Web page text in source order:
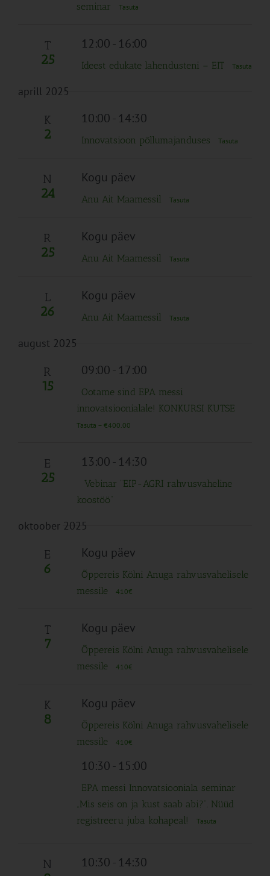
seminar
Tasuta
T
25
12:00- 16:00
Ideest edukate lahendusteni – EIT Tasuta
aprill 2025
K
2
10:00- 14:30
Innovatsioon põllumajanduses Tasuta
N
24
Kogu päev
Anu Ait Maamessil Tasuta
R
25
Kogu päev
Anu Ait Maamessil Tasuta
L
26
Kogu päev
Anu Ait Maamessil Tasuta
august 2025
R
15
09:00- 17:00
Ootame sind EPA messi
innovatsioonialale! KONKURSI KUTSE
Tasuta – €400.00
E
25
13:00- 14:30
Vebinar “EIP-AGRI rahvusvaheline
koostöö”
oktoober 2025
E
6
Kogu päev
Õppereis Kölni Anuga rahvusvahelisele
messile
410€
T
7
Kogu päev
Õppereis Kölni Anuga rahvusvahelisele
messile
410€
K
8
Kogu päev
Õppereis Kölni Anuga rahvusvahelisele
messile
410€
10:30- 15:00
EPA messi Innovatsiooniala seminar
„Mis seis on ja kust saab abi?“. Nüüd
registreeru juba kohapeal!
Tasuta
N 10:30- 14:30